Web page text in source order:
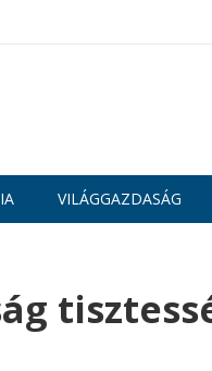
VILÁGGAZDASÁG